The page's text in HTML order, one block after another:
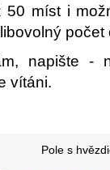
50 míst i
počet
napište -
vítáni.
Pole s